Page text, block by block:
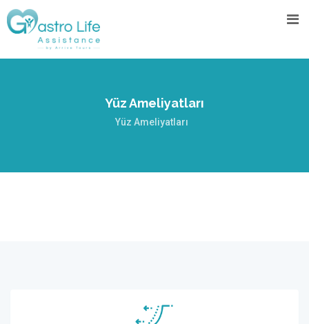
Yüz Ameliyatları
Yüz Ameliyatları